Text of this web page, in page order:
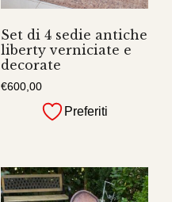
Set di 4 sedie antiche
liberty verniciate e
decorate
€600,00
Preferiti